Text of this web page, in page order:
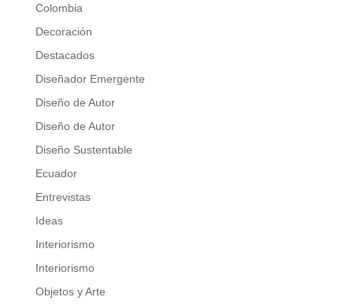
Colombia
Decoración
Destacados
Diseñador Emergente
Diseño de Autor
Diseño de Autor
Diseño Sustentable
Ecuador
Entrevistas
Ideas
Interiorismo
Interiorismo
Objetos y Arte